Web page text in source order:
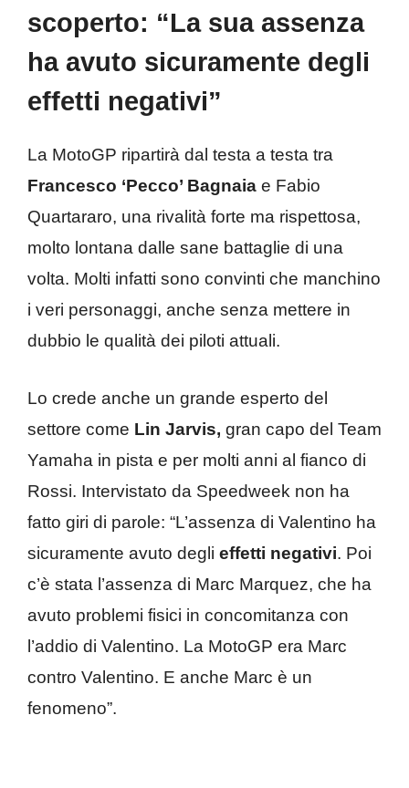
scoperto: “La sua assenza
ha avuto sicuramente degli
effetti negativi”
La MotoGP ripartirà dal testa a testa tra
Francesco ‘Pecco’ Bagnaia e Fabio
Quartararo, una rivalità forte ma rispettosa,
molto lontana dalle sane battaglie di una
volta. Molti infatti sono convinti che manchino
i veri personaggi, anche senza mettere in
dubbio le qualità dei piloti attuali.
Lo crede anche un grande esperto del
settore come Lin Jarvis, gran capo del Team
Yamaha in pista e per molti anni al fianco di
Rossi. Intervistato da Speedweek non ha
fatto giri di parole: “L’assenza di Valentino ha
sicuramente avuto degli effetti negativi. Poi
c’è stata l’assenza di Marc Marquez, che ha
avuto problemi fisici in concomitanza con
l’addio di Valentino. La MotoGP era Marc
contro Valentino. E anche Marc è un
fenomeno”.